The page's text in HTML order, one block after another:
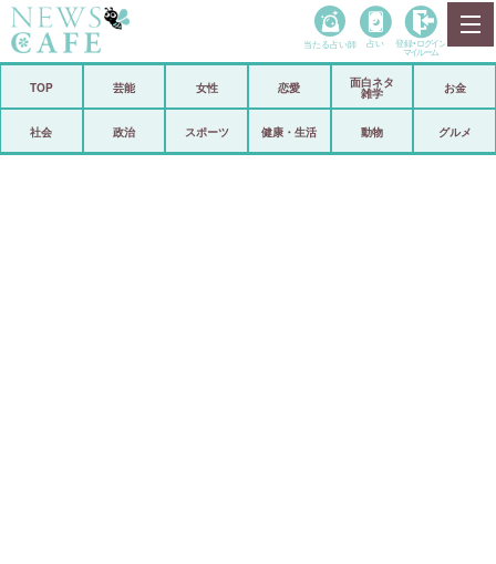
政治
当たる占い師 占い 登録• ログイン
マイルーム
TOP 芸能 女性 恋愛
面白ネタ
雑学
お金
社会 政治 スポーツ 健康・生活 動物 グルメ